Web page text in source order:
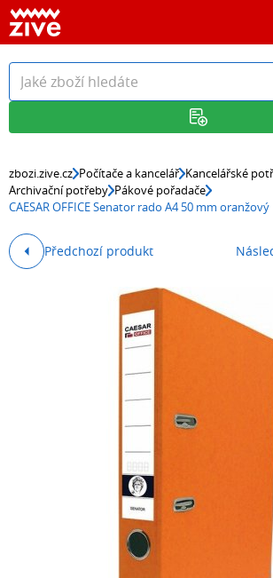
zbozi.zive.cz Počítače a kancelář Kancelářské
Archivační potřeby Pákové pořadače
CAESAR OFFICE Senator rado A4 50 mm oranžový
Předchozí produkt